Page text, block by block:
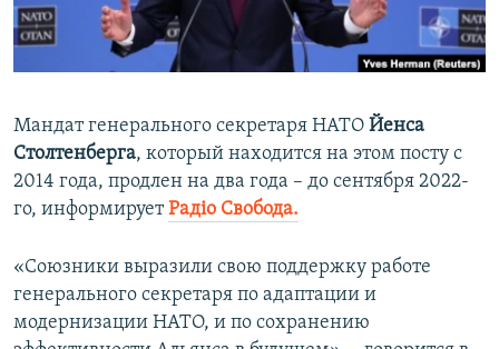
ПОБЕДИТЕЛЕЙ НЕ СУДЯТ?
КРЫМ.НЕПОКОРЕННЫЙ
УКРАИНСКАЯ ПРОБЛЕМА КРЫМА
ПРИСОЕДИНЯЙТЕСЬ!
Все сайты RFE/RL
Мандат генерального секретаря НАТО Йенса
Столтенберга, который находится на этом посту с
2014 года, продлен на два года – до сентября 2022-
го, информируетРадіо Свобода.
«Союзники выразили свою поддержку работе
генерального секретаря по адаптации и
модернизации НАТО, и по сохранению